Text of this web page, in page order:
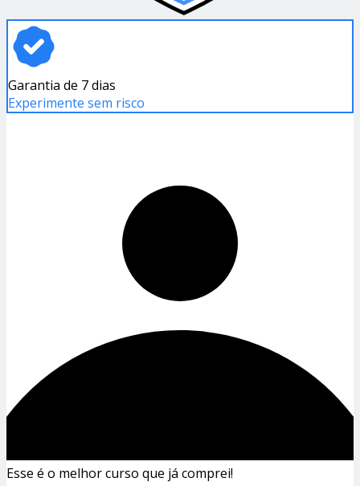
Garantia de 7 dias
Experimente sem risco
Esse é o melhor curso que já comprei!